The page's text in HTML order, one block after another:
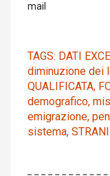
mail
TAGS: DATI
diminuzione dei
QUALIFICATA,
demografico,
emigrazione,
sistema,